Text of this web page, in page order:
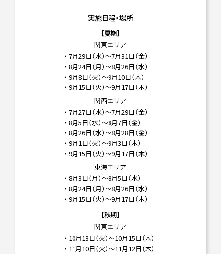
実施日程・場所
【夏期】
関東エリア
・ 7月29日（水）～7月31日（金）
・ 8月24日（月）～8月26日（水）
・ 9月8日（火）～9月10日（木）
・ 9月15日（火）～9月17日（木）
関西エリア
・ 7月27日（水）～7月29日（金）
・ 8月5日（水）～8月7日（金）
・ 8月26日（水）～8月28日（金）
・ 9月1日（火）～9月3日（木）
・ 9月15日（火）～9月17日（木）
東海エリア
・ 8月3日（月）～8月5日（水）
・ 8月24日（月）～8月26日（水）
・ 9月15日（火）～9月17日（木）
【秋期】
関東エリア
・ 10月13日（火）～10月15日（木）
・ 11月10日（火）～11月12日（木）